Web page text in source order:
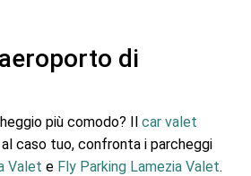
di
più comodo? Il car valet
caso tuo, confronta i parcheggi
Valet e Fly Parking Lamezia Valet.